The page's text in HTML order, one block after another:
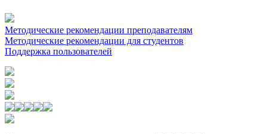
Методические рекомендации преподавателям
Методические рекомендации для студентов
Поддержка пользователей